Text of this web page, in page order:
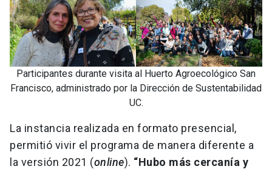
Participantes durante visita al Huerto Agroecológico San
Francisco, administrado por la Dirección de Sustentabilidad
UC.
La instancia realizada en formato presencial,
permitió vivir el programa de manera diferente a
la versión 2021 (online). “Hubo más cercanía y